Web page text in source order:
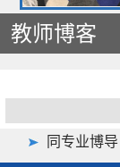
教师博客
同专业博导